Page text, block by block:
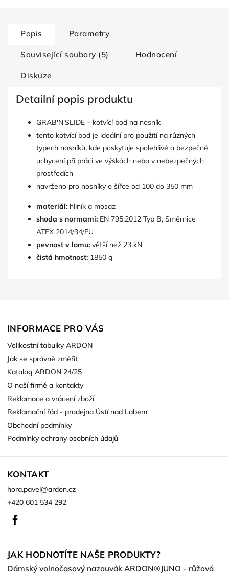
Popis Parametry
Související soubory (5) Hodnocení
Diskuze
Detailní popis produktu
GRAB'N'SLIDE – kotvící bod na nosník
tento kotvící bod je ideální pro použití na různých
typech nosníků, kde poskytuje spolehlivé a bezpečné
uchycení při práci ve výškách nebo v nebezpečných
prostředích
navrženo pro nosníky o šířce od 100 do 350 mm
materiál: hliník a mosaz
shoda s normami: EN 795:2012 Typ B, Směrnice
ATEX 2014/34/EU
pevnost v lomu: větší než 23 kN
čistá hmotnost: 1850 g
INFORMACE PRO VÁS
Velikostní tabulky ARDON
Jak se správně změřit
Katalog ARDON 24/25
O naší firmě a kontakty
Reklamace a vrácení zboží
Reklamační řád - prodejna Ústí nad Labem
Obchodní podmínky
Podmínky ochrany osobních údajů
KONTAKT
hora.pavel@ardon.cz
+420 601 534 292
JAK HODNOTÍTE NAŠE PRODUKTY?
Dámský volnočasový nazouvák ARDON®JUNO - růžová